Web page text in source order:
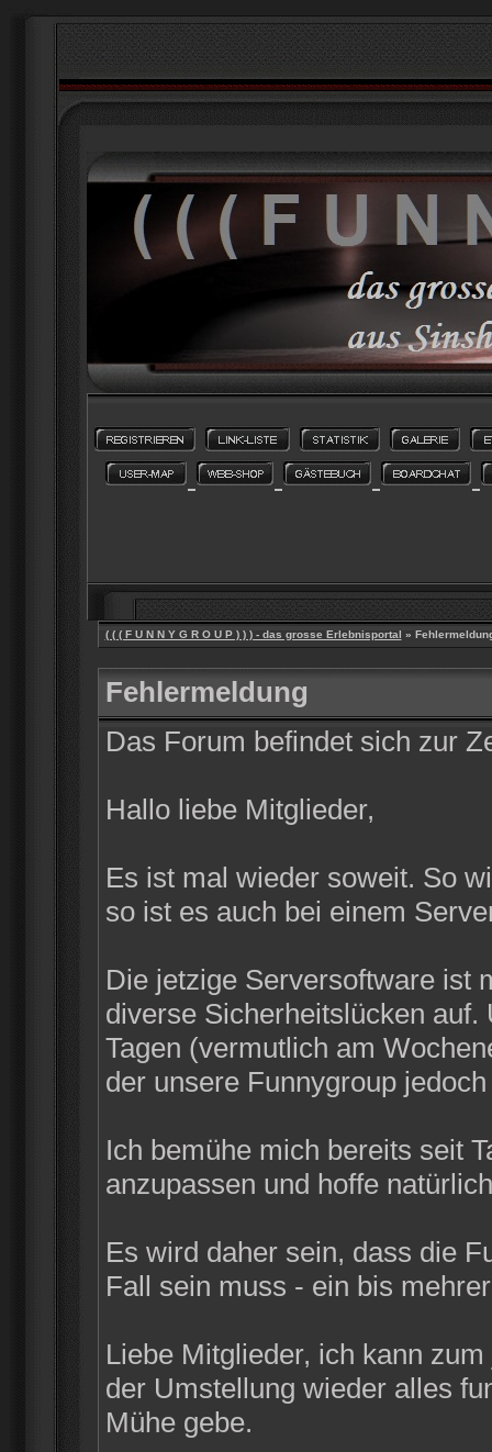
( ( ( F U N N Y G R O U P ) ) ) - das grosse Erlebnisportal »
Fehlermeldung
Das Forum befindet sich zur
Hallo liebe Mitglieder,
Es ist mal wieder soweit. So
so ist es auch bei einem
Die jetzige Serversoftware ist
diverse Sicherheitslücken
Tagen (vermutlich am
der unsere Funnygroup
Ich bemühe mich bereits seit
anzupassen und hoffe
Es wird daher sein, dass die
Fall sein muss - ein bis
Liebe Mitglieder, ich kann
der Umstellung wieder alles
Mühe gebe.